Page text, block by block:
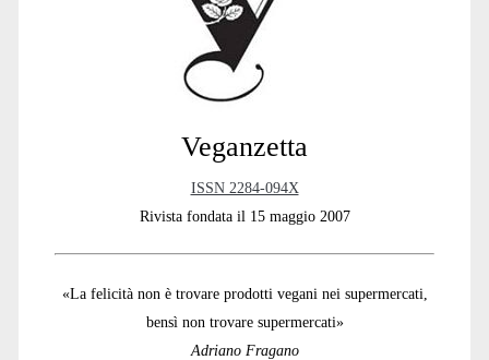
Veganzetta
ISSN 2284-094X
Rivista fondata il 15 maggio 2007
«La felicità non è trovare prodotti vegani nei supermercati,
bensì non trovare supermercati»
Adriano Fragano